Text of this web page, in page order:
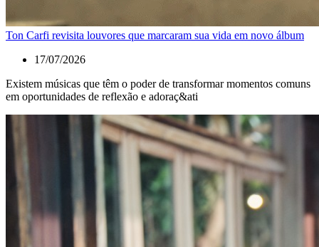
Ton Carfi revisita louvores que marcaram sua vida em novo álbum
17/07/2026
Existem músicas que têm o poder de transformar momentos comuns
em oportunidades de reflexão e adoraç&ati